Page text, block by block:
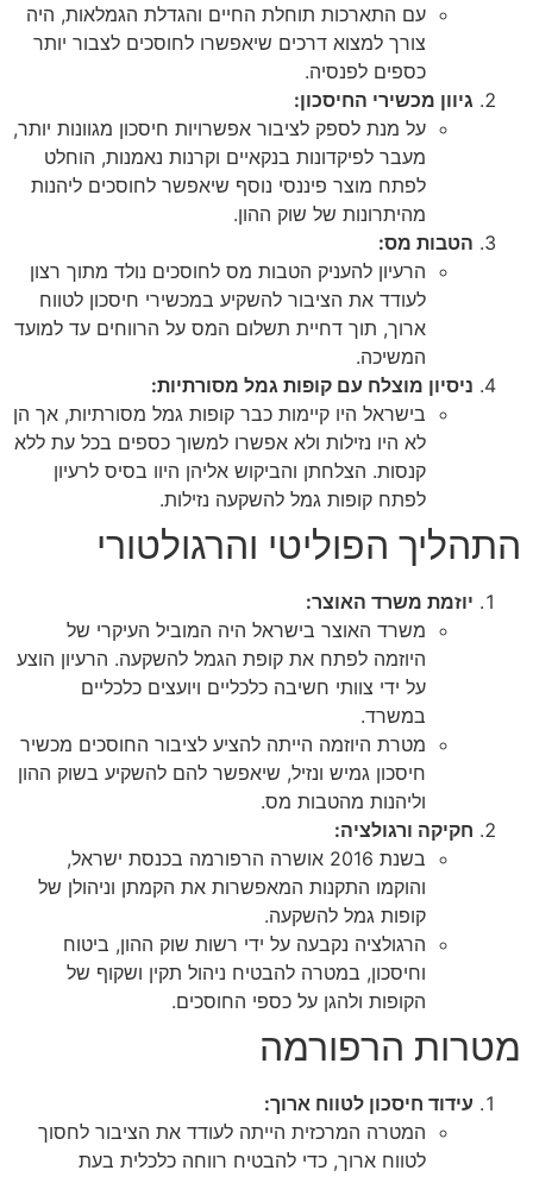
עם התארכות תוחלת החיים והגדלת הגמלאות, היה
צורך למצוא דרכים שיאפשרו לחוסכים לצבור יותר
כספים לפנסיה.
מכשירי החיסכון:
על מנת לספק לציבור אפשרויות חיסכון מגוונות יותר,
מעבר לפיקדונות בנקאיים וקרנות נאמנות, הוחלט
לפתח מוצר פיננסי נוסף שיאפשר לחוסכים ליהנות
מהיתרונות של שוק ההון.
מס:
הרעיון להעניק הטבות מס לחוסכים נולד מתוך רצון
לעודד את הציבור להשקיע במכשירי חיסכון לטווח
ארוך, תוך דחיית תשלום המס על הרווחים עד למועד
המשיכה.
מוצלח עם קופות גמל מסורתיות:
בישראל היו קיימות כבר קופות גמל מסורתיות, אך הן
לא היו נזילות ולא אפשרו למשוך כספים בכל עת ללא
קנסות. הצלחתן והביקוש אליהן היוו בסיס לרעיון
לפתח קופות גמל להשקעה נזילות.
הפוליטי והרגולטורי
משרד האוצר:
משרד האוצר בישראל היה המוביל העיקרי של
היוזמה לפתח את קופת הגמל להשקעה. הרעיון הוצע
על ידי צוותי חשיבה כלכליים ויועצים כלכליים
מטרת היוזמה הייתה להציע לציבור החוסכים מכשיר
חיסכון גמיש ונזיל, שיאפשר להם להשקיע בשוק ההון
וליהנות מהטבות מס.
ורגולציה:
בשנת 2016 אושרה הרפורמה בכנסת ישראל,
והוקמו התקנות המאפשרות את הקמתן וניהולן של
קופות גמל להשקעה.
הרגולציה נקבעה על ידי רשות שוק ההון, ביטוח
וחיסכון, במטרה להבטיח ניהול תקין ושקוף של
הקופות ולהגן על כספי החוסכים.
הרפורמה
חיסכון לטווח ארוך:
המטרה המרכזית הייתה לעודד את הציבור לחסוך
לטווח ארוך, כדי להבטיח רווחה כלכלית בעת